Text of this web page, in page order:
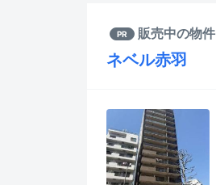
PR 販売中の物件
ネベル赤羽